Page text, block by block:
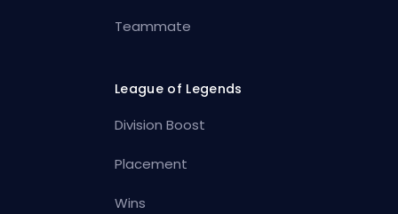
Teammate
League of Legends
Division Boost
Placement
Wins